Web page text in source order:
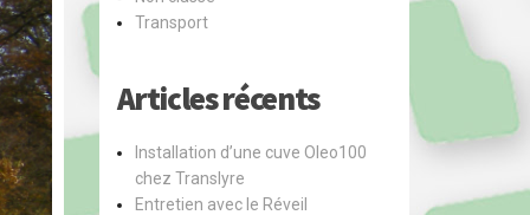
Transport
Articles récents
Installation d’une cuve Oleo100
chez Translyre
Entretien avec le Réveil